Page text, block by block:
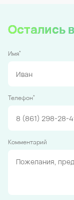
Остались
Имя*
Телефон*
Комментарий